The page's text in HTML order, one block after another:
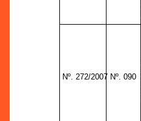
Nº. 272/2007 Nº. 090